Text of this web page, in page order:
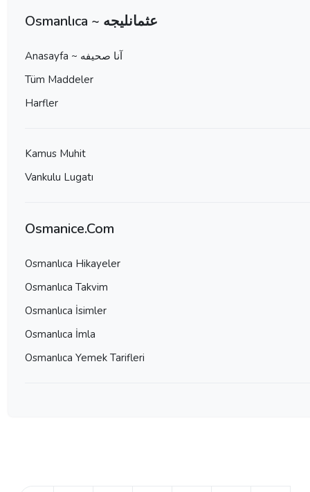
Osmanlıca ~ عثمانليجه
Anasayfa ~ آنا صحيفه
Tüm Maddeler
Harfler
Kamus Muhit
Vankulu Lugatı
Osmanice.Com
Osmanlıca Hikayeler
Osmanlıca Takvim
Osmanlıca İsimler
Osmanlıca İmla
Osmanlıca Yemek Tarifleri